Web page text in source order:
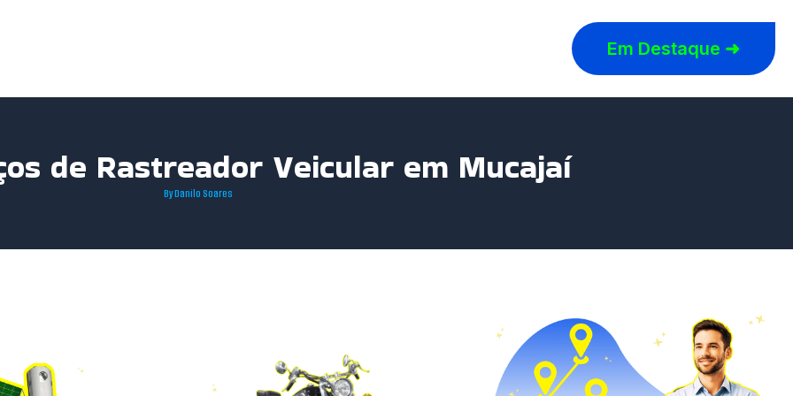
Em Destaque ➜
de Rastreador Veicular em Mucajaí
ByDanilo Soares